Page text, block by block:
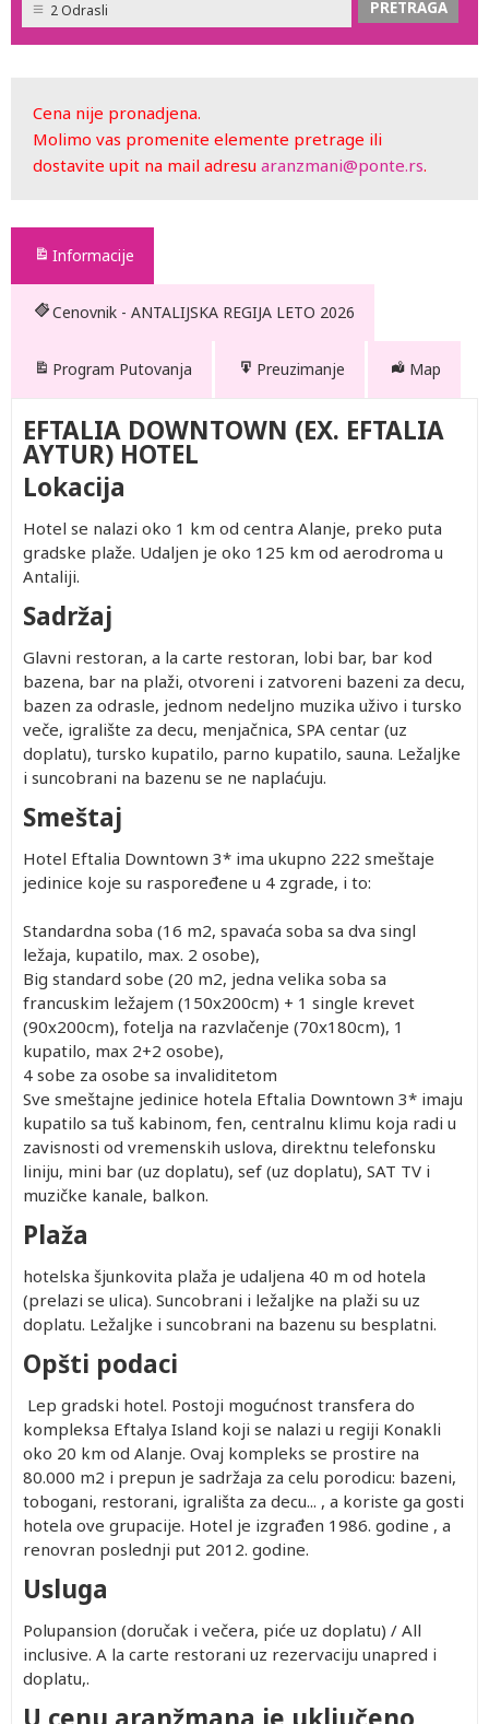
2 Odrasli
Cena nije pronadjena.
Molimo vas promenite elemente pretrage ili
dostavite upit na mail adresu aranzmani@ponte.rs.
Informacije
Cenovnik - ANTALIJSKA REGIJA LETO 2026
Program Putovanja Preuzimanje Map
EFTALIA DOWNTOWN (EX. EFTALIA
AYTUR) HOTEL
Lokacija
Hotel se nalazi oko 1 km od centra Alanje, preko puta
gradske plaže. Udaljen je oko 125 km od aerodroma u
Antaliji.
Sadržaj
Glavni restoran, a la carte restoran, lobi bar, bar kod
bazena, bar na plaži, otvoreni i zatvoreni bazeni za decu,
bazen za odrasle, jednom nedeljno muzika uživo i tursko
veče, igralište za decu, menjačnica, SPA centar (uz
doplatu), tursko kupatilo, parno kupatilo, sauna. Ležaljke
i suncobrani na bazenu se ne naplaćuju.
Smeštaj
Hotel Eftalia Downtown 3* ima ukupno 222 smeštaje
jedinice koje su raspoređene u 4 zgrade, i to:
Standardna soba (16 m2, spavaća soba sa dva singl
ležaja, kupatilo, max. 2 osobe),
Big standard sobe (20 m2, jedna velika soba sa
francuskim ležajem (150x200cm) + 1 single krevet
(90x200cm), fotelja na razvlačenje (70x180cm), 1
kupatilo, max 2+2 osobe),
4 sobe za osobe sa invaliditetom
Sve smeštajne jedinice hotela Eftalia Downtown 3* imaju
kupatilo sa tuš kabinom, fen, centralnu klimu koja radi u
zavisnosti od vremenskih uslova, direktnu telefonsku
liniju, mini bar (uz doplatu), sef (uz doplatu), SAT TV i
muzičke kanale, balkon.
Plaža
hotelska šjunkovita plaža je udaljena 40 m od hotela
(prelazi se ulica). Suncobrani i ležaljke na plaži su uz
doplatu. Ležaljke i suncobrani na bazenu su besplatni.
Opšti podaci
Lep gradski hotel. Postoji mogućnost transfera do
kompleksa Eftalya Island koji se nalazi u regiji Konakli
oko 20 km od Alanje. Ovaj kompleks se prostire na
80.000 m2 i prepun je sadržaja za celu porodicu: bazeni,
tobogani, restorani, igrališta za decu... , a koriste ga gosti
hotela ove grupacije. Hotel je izgrađen 1986. godine , a
renovran poslednji put 2012. godine.
Usluga
Polupansion (doručak i večera, piće uz doplatu) / All
inclusive. A la carte restorani uz rezervaciju unapred i
doplatu,.
Drugo
dete 2-
14.99
god.
(Prvo
dete 2-
14.99)
402.00
402.00
402.00
402.00
402.00
402.00
402.00
402.00
402.00
402.00
402.00
Po
osobi u
trokrevetnoj
sobi
872.00
1,052.00
872.00
1,112.00
872.00
1,092.00
922.00
982.00
1,202.00
982.00
1,272.00
Prvo
dete 0-
god.
Besplatno
Besplatno
Besplatno
Besplatno
Besplatno
Besplatno
Besplatno
Besplatno
Besplatno
Besplatno
Besplatno
Prvo
dete 2-
14.99
god.
402.00
402.00
402.00
402.00
402.00
402.00
402.00
402.00
402.00